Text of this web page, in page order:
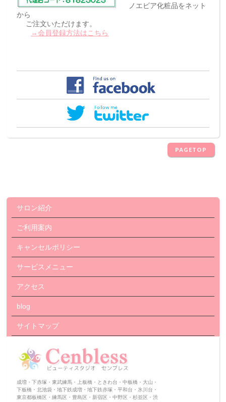
ノエビア化粧品をネット
から
ご注文いただけます。
→会員登録方法はこちら
PAGETOP
サロン紹介
ご利用案内
キャンセルポリシー
サービスメニュー
アクセス
blog
サイトマップ
成増・下赤塚・東武練馬・上板橋・ときわ台・中板橋・大山・
下板橋・北池袋・地下鉄成増・地下鉄赤塚・平和台・氷川台・
東京都板橋区・練馬区・豊島区・新宿区・中野区・杉並区・渋